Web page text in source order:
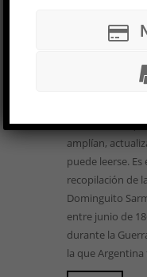
LITERATURA
Pablo Potenza
Gracias a
documentos
amplían,
puede leerse. Es
recopilación de
Dominguito
entre junio de
durante la
la que Argentina